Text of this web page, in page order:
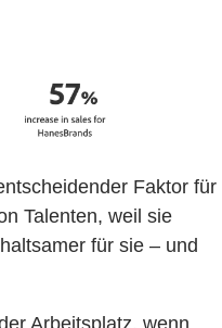
Faktor für
Talenten, weil sie
für sie – und